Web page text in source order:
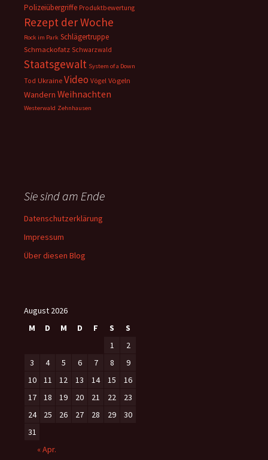
Polizeiübergriffe Produktbewertung
Rezept der Woche
Rock im Park Schlägertruppe
Schmackofatz Schwarzwald
Staatsgewalt System of a Down
Tod Ukraine Video Vögel Vögeln
Wandern Weihnachten
Westerwald Zehnhausen
Sie sind am Ende
Datenschutzerklärung
Impressum
Über diesen Blog
August 2026
M
D M D F S
S
1
2
3
4 5 6 7 8
9
10
11 12 13 14 15
16
17
18 19 20 21 22
23
24
25 26 27 28 29
30
31
« Apr.